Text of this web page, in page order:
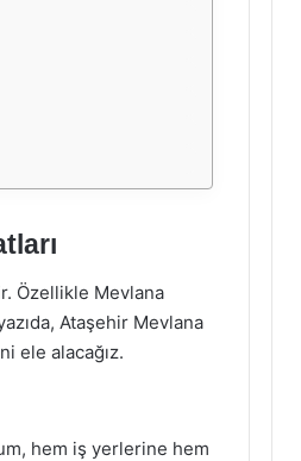
Özellikle Mevlana
Ataşehir Mevlana
ele alacağız.
hem iş yerlerine hem